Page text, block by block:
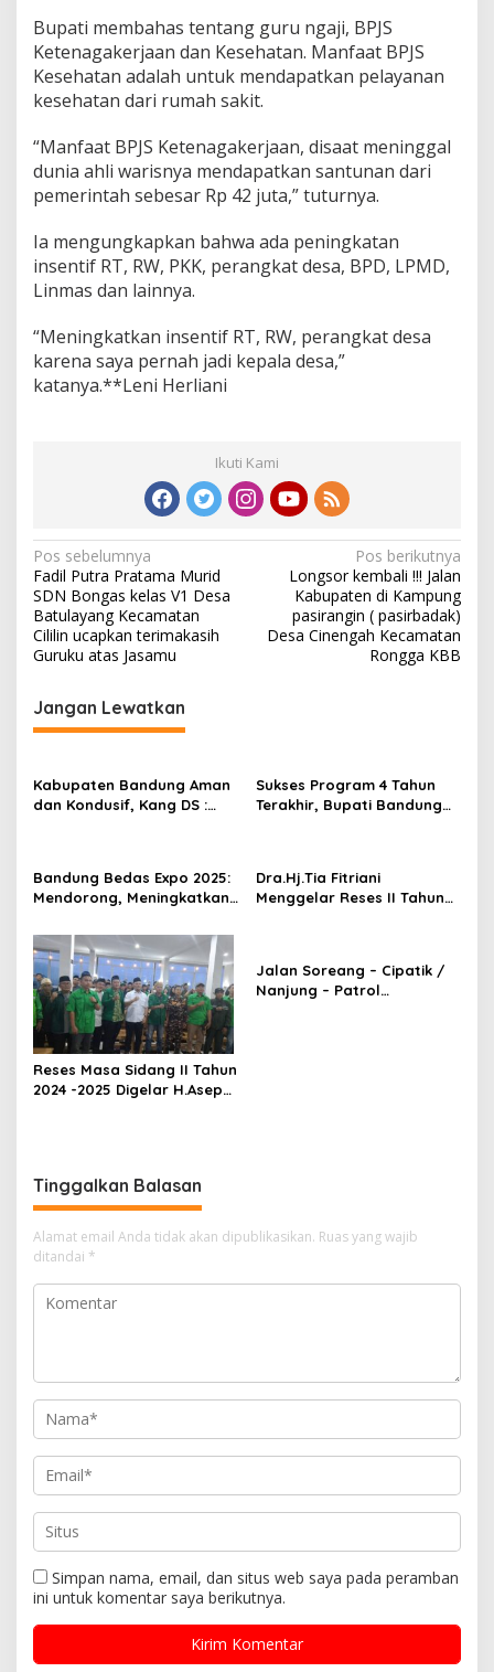
Bupati membahas tentang guru ngaji, BPJS
Ketenagakerjaan dan Kesehatan. Manfaat BPJS
Kesehatan adalah untuk mendapatkan pelayanan
kesehatan dari rumah sakit.
“Manfaat BPJS Ketenagakerjaan, disaat meninggal
dunia ahli warisnya mendapatkan santunan dari
pemerintah sebesar Rp 42 juta,” tuturnya.
Ia mengungkapkan bahwa ada peningkatan
insentif RT, RW, PKK, perangkat desa, BPD, LPMD,
Linmas dan lainnya.
“Meningkatkan insentif RT, RW, perangkat desa
karena saya pernah jadi kepala desa,”
katanya.**Leni Herliani
Ikuti Kami
N
a
v
i
a
i
p
s
Pos sebelumnya
Fadil Putra Pratama Murid
SDN Bongas kelas V1 Desa
Batulayang Kecamatan
Cililin ucapkan terimakasih
Guruku atas Jasamu
Pos berikutnya
Longsor kembali !!! Jalan
Kabupaten di Kampung
pasirangin ( pasirbadak)
Desa Cinengah Kecamatan
Rongga KBB
Jangan Lewatkan
Kabupaten Bandung Aman
dan Kondusif, Kang DS :
Sukses Program 4 Tahun
Terakhir, Bupati Bandung
Bandung Bedas Expo 2025:
Mendorong, Meningkatkan
Para Pelaku UMKM
Dra.Hj.Tia Fitriani
Menggelar Reses II Tahun
Reses Masa Sidang II Tahun
2024 -2025 Digelar H.Asep
Jalan Soreang – Cipatik /
Nanjung – Patrol
Tinggalkan Balasan
Alamat email Anda tidak akan dipublikasikan. Ruas yang wajib
ditandai *
Simpan nama, email, dan situs web saya pada peramban
ini untuk komentar saya berikutnya.